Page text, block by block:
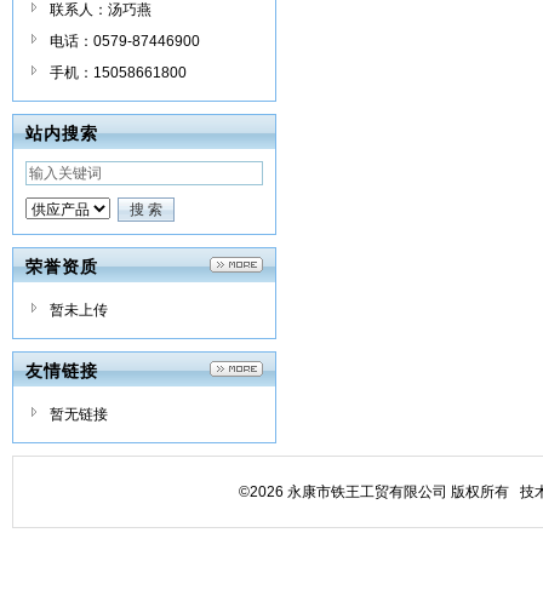
联系人：汤巧燕
电话：0579-87446900
手机：15058661800
站内搜索
荣誉资质
暂未上传
友情链接
暂无链接
©2026 永康市铁王工贸有限公司 版权所有 技